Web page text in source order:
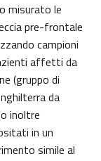
misurato le
pre-frontale
campioni
affetti da
(gruppo di
da
inoltre
in un
simile al